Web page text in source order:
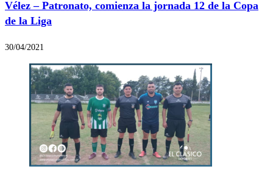
Vélez – Patronato, comienza la jornada 12 de la Copa
de la Liga
30/04/2021